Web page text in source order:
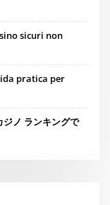
sicuri non
pratica per
ノ ランキングで